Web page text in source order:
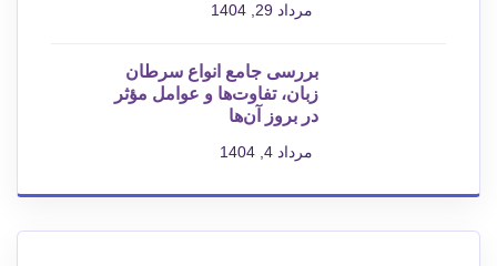
مرداد 29, 1404
بررسی جامع انواع سرطان
زبان، تفاوت‌ها و عوامل مؤثر
در بروز آن‌ها
مرداد 4, 1404